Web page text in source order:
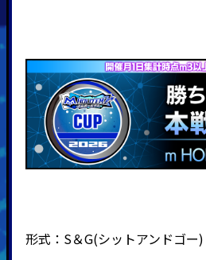
形式： S＆G(シットアンドゴー)